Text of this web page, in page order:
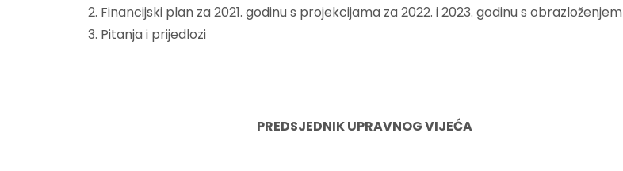
Financijski plan za 2021. godinu s projekcijama za 2022. i 2023. godinu s obrazloženjem
Pitanja i prijedlozi
PREDSJEDNIK UPRAVNOG VIJEĆA